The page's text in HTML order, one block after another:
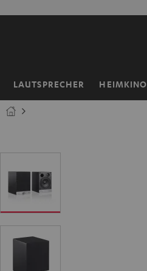
LAUTSPRECHER HEIMKINO
Startseite